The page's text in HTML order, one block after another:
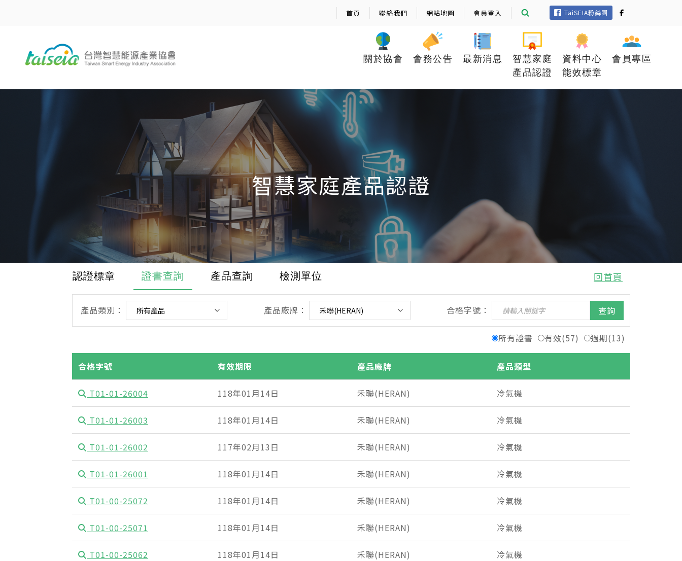
首頁 聯絡我們 網站地圖 會員登入 TaiSEIA粉絲團
關於協會 會務公告 最新消息
智慧家庭
產品認證
資料中心
能效標章
會員專區
智慧家庭產品認證
認證標章 證書查詢 產品查詢 檢測單位 回首頁
產品類別： 產品廠牌： 合格字號： 查詢
所有證書 有效(57) 過期(13)
合格字號 有效期限 產品廠牌 產品類型
T01-01-26004 118年01月14日 禾聯(HERAN) 冷氣機
T01-01-26003 118年01月14日 禾聯(HERAN) 冷氣機
T01-01-26002 117年02月13日 禾聯(HERAN) 冷氣機
T01-01-26001 118年01月14日 禾聯(HERAN) 冷氣機
T01-00-25072 118年01月14日 禾聯(HERAN) 冷氣機
T01-00-25071 118年01月14日 禾聯(HERAN) 冷氣機
T01-00-25062 118年01月14日 禾聯(HERAN) 冷氣機